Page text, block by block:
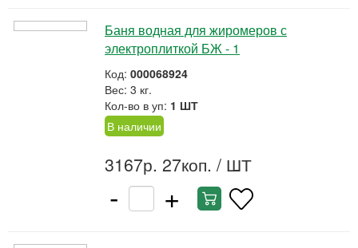
Баня водная для жиромеров с
электроплиткой БЖ - 1
Код: 000068924
Вес: 3 кг.
Кол-во в уп: 1 ШТ
В наличии
3167р. 27коп. / ШТ
- +